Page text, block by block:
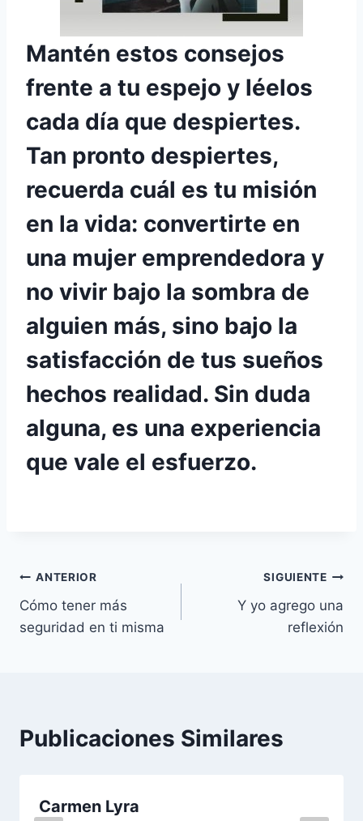
Mantén estos consejos
frente a tu espejo y léelos
cada día que despiertes.
Tan pronto despiertes,
recuerda cuál es tu misión
en la vida: convertirte en
una mujer emprendedora y
no vivir bajo la sombra de
alguien más, sino bajo la
satisfacción de tus sueños
hechos realidad. Sin duda
alguna, es una experiencia
que vale el esfuerzo.
Navegación
de
ANTERIOR
Cómo tener más
seguridad en ti misma
SIGUIENTE
Y yo agrego una
reflexión
Publicaciones Similares
Carmen Lyra